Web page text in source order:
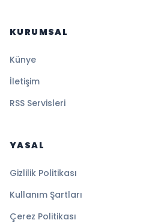
KURUMSAL
Künye
İletişim
RSS Servisleri
YASAL
Gizlilik Politikası
Kullanım Şartları
Çerez Politikası